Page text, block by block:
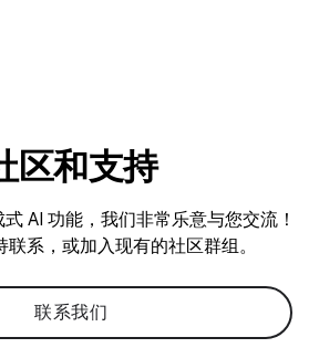
区和支持
AI 功能，我们非常乐意与您交流！
系，或加入现有的社区群组。
联系我们